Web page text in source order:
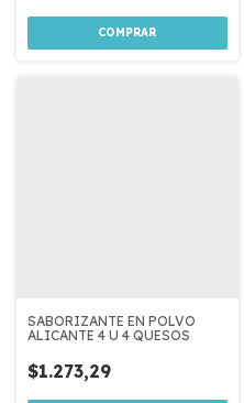
SABORIZANTE EN POLVO
ALICANTE 4 U 4 QUESOS
$1.273,29